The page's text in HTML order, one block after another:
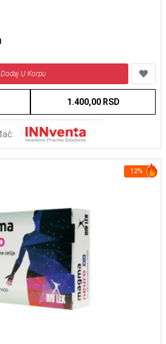
Dodaj U Korpu
1.400,00 RSD
12%